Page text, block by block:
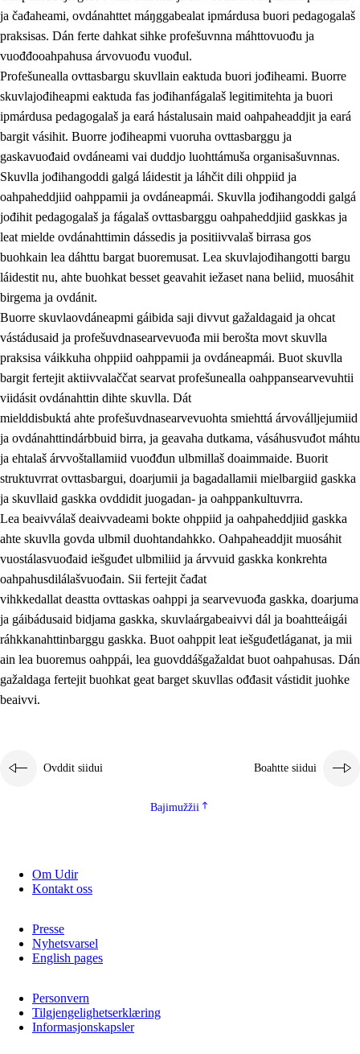
ja čađaheami, ovdánahttet máŋggabealat ipmárdusa buori pedagogalaš
praksisas. Dán ferte dahkat sihke profešuvnna máhttovuođu ja
vuođđooahpahusa árvovuođu vuođul.
Profešunealla ovttasbargu skuvllain eaktuda buori jođiheami. Buorre
skuvlajođiheapmi eaktuda fas jođihanfágalaš legitimitehta ja buori
ipmárdusa pedagogalaš ja eará hástalusain maid oahpaheaddjit ja eará
bargit vásihit. Buorre jođiheapmi vuoruha ovttasbarggu ja
gaskavuođaid ovdáneami vai duddjo luohttámuša organisašuvnnas.
Skuvlla jođihangoddi galgá láidestit ja láhčit dili ohppiid ja
oahpaheddjiid oahppamii ja ovdáneapmái. Skuvlla jođihangoddi galgá
jođihit pedagogalaš ja fágalaš ovttasbarggu oahpaheddjiid gaskkas ja
leat mielde ovdánahttimin dássedis ja positiivvalaš birrasa gos
buohkain lea dáhttu bargat buoremusat. Lea skuvlajođihangotti bargu
láidestit nu, ahte buohkat besset geavahit iežaset nana beliid, muosáhit
birgema ja ovdánit.
Buorre skuvlaovdáneapmi gáibida saji divvut gažaldagaid ja ohcat
vástádusaid ja profešuvdnasearvevuođa mii berošta movt skuvlla
praksisa váikkuha ohppiid oahppamii ja ovdáneapmái. Buot skuvlla
bargit fertejit aktiivvalaččat searvat profešunealla oahppansearvevuhtii
viidásit ovdánahttin dihte skuvlla. Dát
mielddisbuktá ahte profešuvdnasearvevuohta smiehttá árvoválljejumiid
ja ovdánahttindárbbuid birra, ja geavaha dutkama, vásáhusvuđot máhtu
ja ehtalaš árvvoštallamiid vuođđun ulbmillaš doaimmaide. Buorit
struktuvrrat ovttasbargui, doarjumii ja bagadallamii mielbargiid gaskka
ja skuvllaid gaskka ovddidit juogadan- ja oahppankultuvrra.
Lea beaivválaš deaivvadeami bokte ohppiid ja oahpaheddjiid gaskka
ahte skuvlla govda ulbmil duohtandahkko. Oahpaheaddjit muosáhit
vuostálasvuođaid iešguđet ulbmiliid ja árvvuid gaskka konkrehta
oahpahusdilálašvuođain. Sii fertejit čađat
vihkkedallat deastta ovttaskas oahppi ja searvevuođa gaskka, doarjuma
ja gáibádusaid bidjama gaskka, skuvlaárgabeaivvi dál ja boahtteáigái
ráhkkanahttinbarggu gaskka. Buot oahppit leat iešguđetláganat, ja mii
ain lea buoremus oahppái, lea guovddášgažaldat buot oahpahusas. Dán
gažaldaga fertejit buohkat geat barget skuvllas ođđasit vástidit juohke
beaivvi.
Ovddit siidui Boahtte siidui
Bajimužžii
Om Udir
Kontakt oss
Presse
Nyhetsvarsel
English pages
Personvern
Tilgjengelighetserklæring
Informasjonskapsler